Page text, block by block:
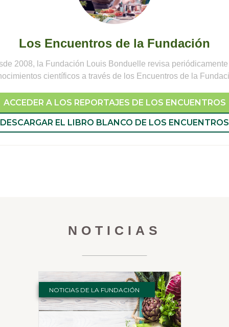
Los Encuentros de la Fundación
2008, la Fundación Louis Bonduelle revisa
científicos a través de los Encuentros de la
ACCEDER A LOS REPORTAJES DE LOS ENCUENTROS
DESCARGAR EL LIBRO BLANCO DE LOS ENCUENTROS
NOTICIAS
NOTICIAS DE LA FUNDACIÓN